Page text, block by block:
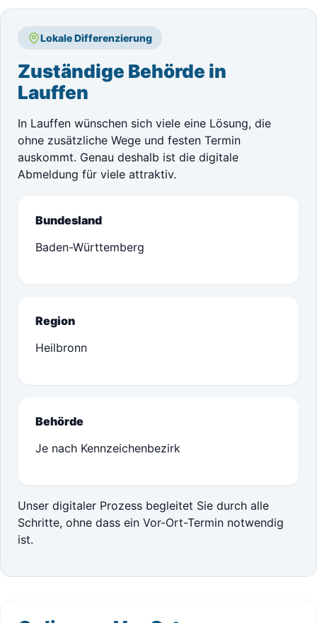
Lokale Differenzierung
Zuständige Behörde in
Lauffen
In Lauffen wünschen sich viele eine Lösung, die
ohne zusätzliche Wege und festen Termin
auskommt. Genau deshalb ist die digitale
Abmeldung für viele attraktiv.
Bundesland
Baden-Württemberg
Region
Heilbronn
Behörde
Je nach Kennzeichenbezirk
Unser digitaler Prozess begleitet Sie durch alle
Schritte, ohne dass ein Vor-Ort-Termin notwendig
ist.